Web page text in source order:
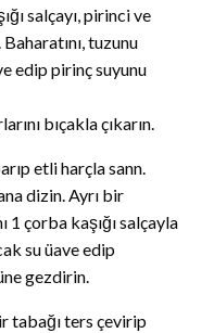
salçayı, pirinci ve
tuzunu
edip pirinç suyunu
bıçakla çıkarın.
etli harçla sann.
dizin. Ayrı bir
1 çorba kaşığı salçayla
su üave edip
gezdirin.
tabağı ters çevirip